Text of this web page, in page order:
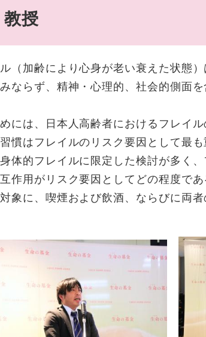
授
（加齢により心身が老い衰えた状態
ならず、精神・心理的、社会的側面
には、日本人高齢者におけるフレイ
慣はフレイルのリスク要因として最
体的フレイルに限定した検討が多く
作用がリスク要因としてどの程度で
象に、喫煙および飲酒、ならびに両